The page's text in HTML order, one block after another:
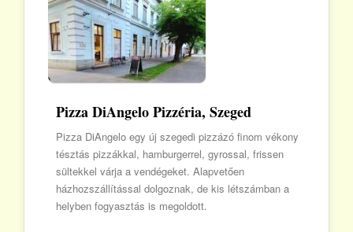
Pizza DiAngelo Pizzéria, Szeged
Pizza DiAngelo egy új szegedi pizzázó finom vékony
tésztás pizzákkal, hamburgerrel, gyrossal, frissen
sültekkel várja a vendégeket. Alapvetően
házhozszállítással dolgoznak, de kis létszámban a
helyben fogyasztás is megoldott.